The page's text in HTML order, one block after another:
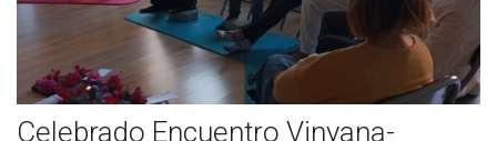
Celebrado Encuentro Vinyana-